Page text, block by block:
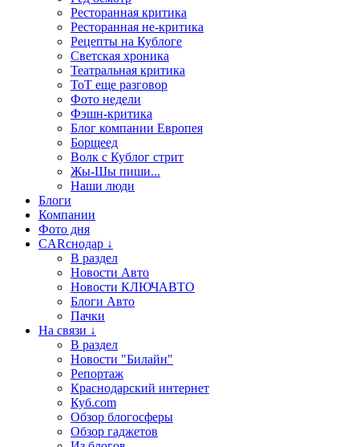
Ресторанная критика
Ресторанная не-критика
Рецепты на Кублоге
Светская хроника
Театральная критика
ТоТ еще разговор
Фото недели
Фэшн-критика
Блог компании Европея
Борщеед
Волк с Кублог стрит
Жы-Шы пиши...
Наши люди
Блоги
Компании
Фото дня
CARснодар ↓
В раздел
Новости Авто
Новости КЛЮЧАВТО
Блоги Авто
Пачки
На связи ↓
В раздел
Новости "Билайн"
Репортаж
Краснодарский интернет
Куб.com
Обзор блогосферы
Обзор гаджетов